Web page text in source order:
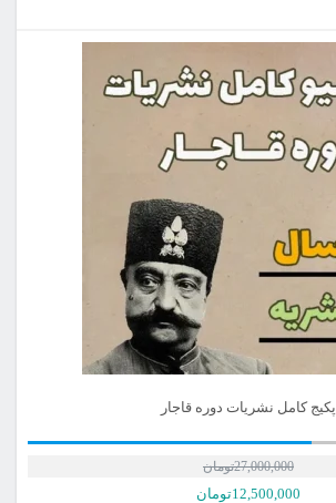
پکیج کامل نشریات دوره قاجار
27,000,000تومان
12,500,000تومان